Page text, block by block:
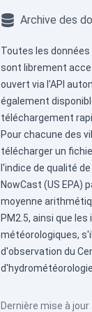
Archive des
Toutes les
sont librement
ouvert via l'API
également
téléchargement
Pour chacune des
télécharger un
l'indice de qualité de
NowCast (US EPA)
moyenne
PM2.5, ainsi que
météorologiques,
d'observation du
Dernière mise à jour